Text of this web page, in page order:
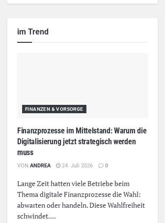
im Trend
FINANZEN & VORSORGE
Finanzprozesse im Mittelstand: Warum die
Digitalisierung jetzt strategisch werden
muss
VON ANDREA 24. Juli 2026 0
Lange Zeit hatten viele Betriebe beim
Thema digitale Finanzprozesse die Wahl:
abwarten oder handeln. Diese Wahlfreiheit
schwindet....